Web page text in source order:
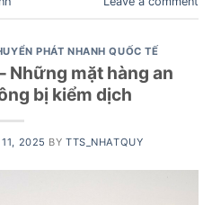
PHÁT NHANH QUỐC TẾ
Những mặt hàng an
bị kiểm dịch
2025 BYTTS_NHATQUY